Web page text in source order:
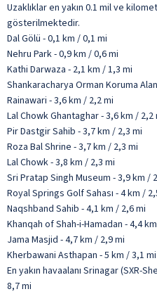
Uzaklıklar en yakın 0.1 mil ve
gösterilmektedir.
Dal Gölü - 0,1 km / 0,1 mi
Nehru Park - 0,9 km / 0,6 mi
Kathi Darwaza - 2,1 km / 1,3 mi
Shankaracharya Orman Koruma
Rainawari - 3,6 km / 2,2 mi
Lal Chowk Ghantaghar - 3,6 km / 2,2
Pir Dastgir Sahib - 3,7 km / 2,3 mi
Roza Bal Shrine - 3,7 km / 2,3 mi
Lal Chowk - 3,8 km / 2,3 mi
Sri Pratap Singh Museum - 3,9 km /
Royal Springs Golf Sahası - 4 km /
Naqshband Sahib - 4,1 km / 2,6 mi
Khanqah of Shah-i-Hamadan - 4,4
Jama Masjid - 4,7 km / 2,9 mi
Kherbawani Asthapan - 5 km / 3,1 mi
En yakın havaalanı Srinagar (SXR-
8,7 mi